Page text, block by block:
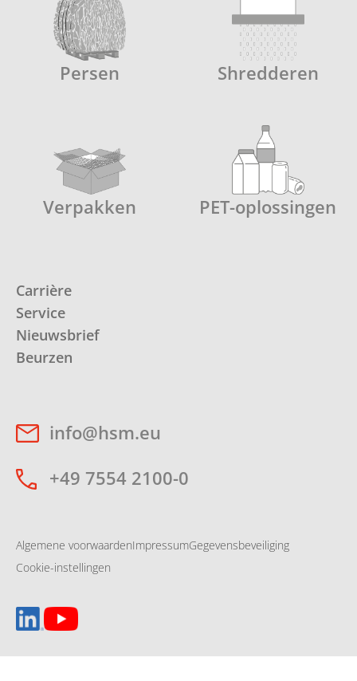
Persen Shredderen
Verpakken PET-oplossingen
Carrière
Service
Nieuwsbrief
Beurzen
info@hsm.eu
+49 7554 2100-0
Algemene voorwaardenImpressumGegevensbeveiliging
Cookie-instellingen